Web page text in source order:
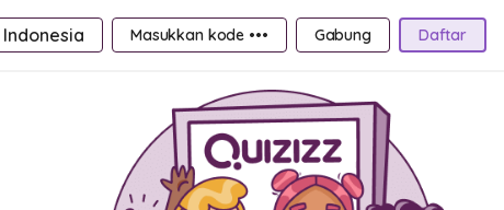
Masukkan kode ••• Gabung Daftar